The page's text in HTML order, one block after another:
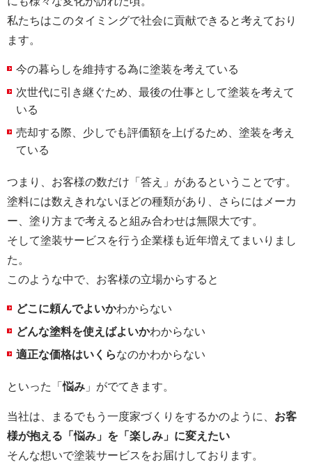
私たちはこのタイミングで社会に貢献できると考えており
ます。
今の暮らしを維持する為に塗装を考えている
次世代に引き継ぐため、最後の仕事として塗装を考えて
いる
売却する際、少しでも評価額を上げるため、塗装を考え
ている
つまり、お客様の数だけ「答え」があるということです。
塗料には数えきれないほどの種類があり、さらにはメーカ
ー、塗り方まで考えると組み合わせは無限大です。
そして塗装サービスを行う企業様も近年増えてまいりまし
た。
このような中で、お客様の立場からすると
どこに頼んでよいかわからない
どんな塗料を使えばよいかわからない
適正な価格はいくらなのかわからない
といった「悩み 」がでてきます。
当社は、まるでもう一度家づくりをするかのように、 お客
様が抱える「悩み」を「楽しみ」に変えたい
そんな想いで塗装サービスをお届けしております。